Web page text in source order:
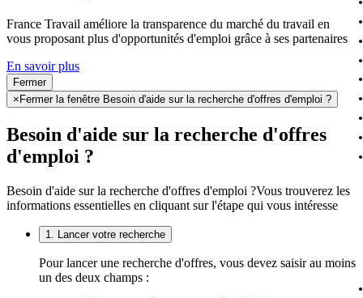
France Travail améliore la transparence du marché du travail en
vous proposant plus d'opportunités d'emploi grâce à ses partenaires
En savoir plus
Fermer
× Fermer la fenêtre Besoin d'aide sur la recherche d'offres d'emploi ?
Besoin d'aide sur la recherche d'offres
d'emploi ?
Besoin d'aide sur la recherche d'offres d'emploi ?Vous trouverez les
informations essentielles en cliquant sur l'étape qui vous intéresse
1. Lancer votre recherche
Pour lancer une recherche d'offres, vous devez saisir au moins
un des deux champs :